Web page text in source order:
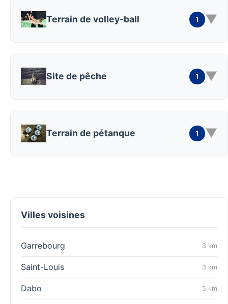
Terrain de volley-ball 1 ▼
Site de pêche 1 ▼
Terrain de pétanque 1 ▼
Villes voisines
Garrebourg 3 km
Saint-Louis 3 km
Dabo 5 km